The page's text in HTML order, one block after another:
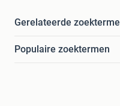
Gerelateerde
Populaire zoektermen